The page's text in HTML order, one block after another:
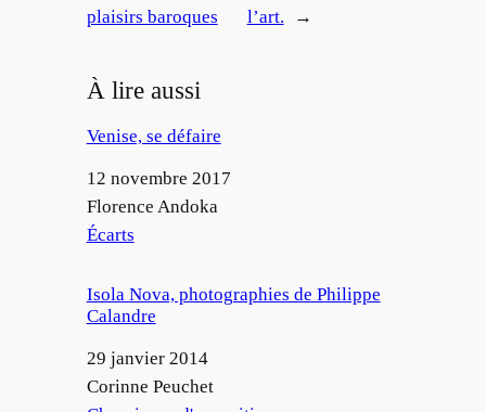
plaisirs baroques
l’art.
→
À lire aussi
Venise, se défaire
Date
12 novembre 2017
Auteur
Florence Andoka
Par rapport à
Écarts
Isola Nova, photographies de Philippe
Calandre
Date
29 janvier 2014
Auteur
Corinne Peuchet